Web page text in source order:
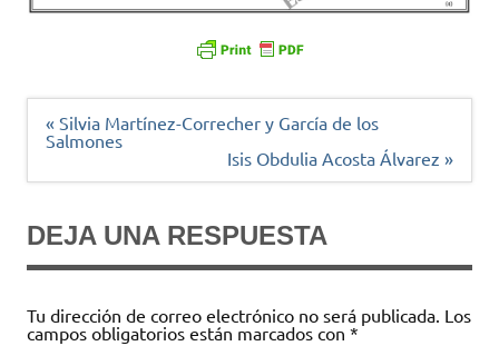
Navegación
de
« Silvia Martínez-Correcher y García de los
Salmones
Isis Obdulia Acosta Álvarez »
DEJA UNA RESPUESTA
Tu dirección de correo electrónico no será publicada. Los
campos obligatorios están marcados con *